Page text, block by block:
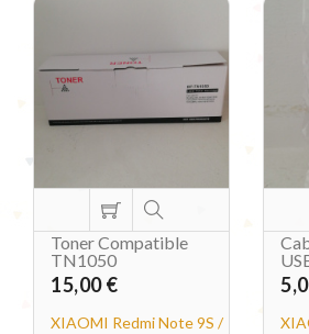
Toner Compatible
TN1050
15,00 €
XIAOMI Redmi Note 9S /